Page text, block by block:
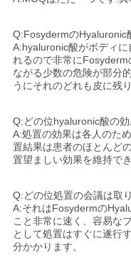
Q:FosydermのHyaluronic
A:hyaluronic酸がボディ
れるので非常に
ながる少数の危険が部分
うにそれのどれも皮に残り
Q:どの位hyaluronic酸の効
A:処置の効果は各人のた
置結果は患者のほとんど
置望ましい効果を維持で
Q:どの位処置の会議は取
A:それはFosydermの
こと非常に速く、容易な
として処置はすぐに遂行
分かかります。